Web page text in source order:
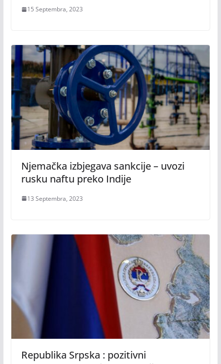
15 Septembra, 2023
Njemačka izbjegava sankcije – uvozi
rusku naftu preko Indije
13 Septembra, 2023
Republika Srpska : pozitivni